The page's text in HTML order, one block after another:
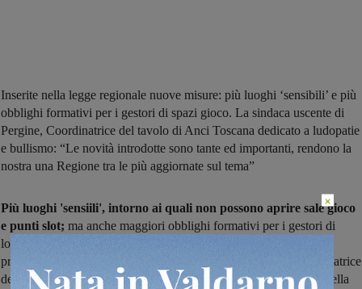
Inserite nella legge regionale nuove misure: più luoghi ‘sensibili’ e più
obblighi formativi per i gestori di spazi gioco. La sindaca uscente di
Pergine, Coordinatrice del tavolo di Anci Toscana dedicato a ludopatie
e bullismo: “Le novità introdotte sono tante ed importanti, rendono la
nostra una Regione tra le più aggiornate sul tema”
Più luoghi 'sensiili', intorno ai quali non possono aprire sale gioco
e punti slot; ma anche maggiori obblighi formativi per i gestori di
locali con le macchinette per il gioco d'azzardo. Sono queste le
principali misure, proposte da Anci Toscana attraverso la Coordinatrice
del tavolo, Simona Neri, e accolte per intero dalla commissione della
×